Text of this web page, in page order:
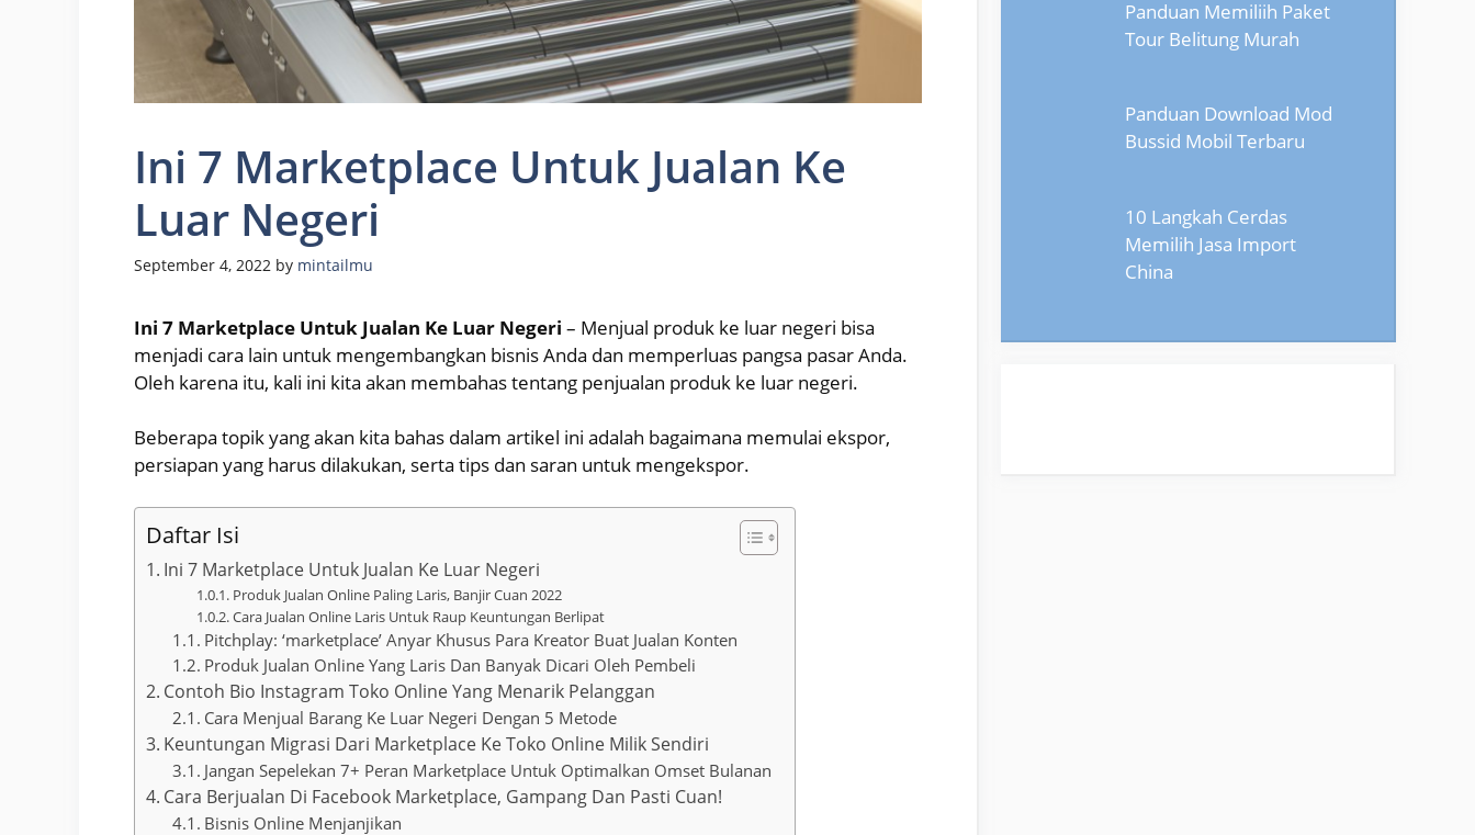
Ini 7 Marketplace Untuk Jualan Ke
Luar Negeri
September 4, 2022 by mintailmu
Ini 7 Marketplace Untuk Jualan Ke Luar Negeri – Menjual produk ke luar negeri bisa
menjadi cara lain untuk mengembangkan bisnis Anda dan memperluas pangsa pasar Anda.
Oleh karena itu, kali ini kita akan membahas tentang penjualan produk ke luar negeri.
Beberapa topik yang akan kita bahas dalam artikel ini adalah bagaimana memulai ekspor,
persiapan yang harus dilakukan, serta tips dan saran untuk mengekspor.
Daftar Isi
Ini 7 Marketplace Untuk Jualan Ke Luar Negeri
Produk Jualan Online Paling Laris, Banjir Cuan 2022
Cara Jualan Online Laris Untuk Raup Keuntungan Berlipat
Pitchplay: ‘marketplace’ Anyar Khusus Para Kreator Buat Jualan Konten
Produk Jualan Online Yang Laris Dan Banyak Dicari Oleh Pembeli
Contoh Bio Instagram Toko Online Yang Menarik Pelanggan
Cara Menjual Barang Ke Luar Negeri Dengan 5 Metode
Keuntungan Migrasi Dari Marketplace Ke Toko Online Milik Sendiri
Jangan Sepelekan 7+ Peran Marketplace Untuk Optimalkan Omset Bulanan
Cara Berjualan Di Facebook Marketplace, Gampang Dan Pasti Cuan!
Bisnis Online Menjanjikan
Panduan Memiliih Paket
Tour Belitung Murah
Panduan Download Mod
Bussid Mobil Terbaru
10 Langkah Cerdas
Memilih Jasa Import
China